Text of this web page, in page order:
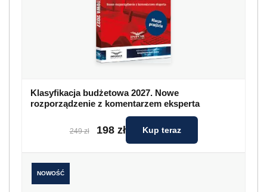
Klasyfikacja budżetowa 2027. Nowe
rozporządzenie z komentarzem eksperta
249 zł 198 zł Kup teraz
NOWOŚĆ